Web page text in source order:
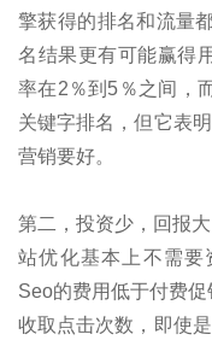
擎获得的排名和流量
名结果更有可能赢得
率在2％到5％之间，
关键字排名，但它表
营销要好。
第二，投资少，回报
站优化基本上不需要
Seo的费用低于付费
收取点击次数，即使